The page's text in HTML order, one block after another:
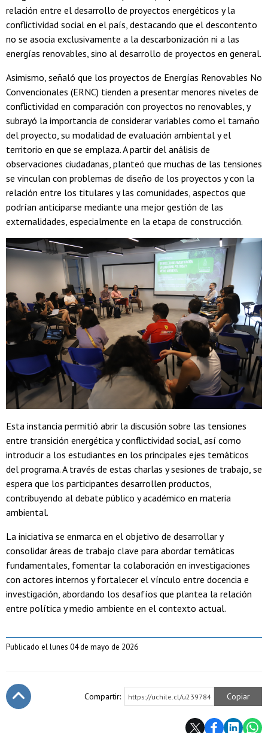
relación entre el desarrollo de proyectos energéticos y la
conflictividad social en el país, destacando que el descontento
no se asocia exclusivamente a la descarbonización ni a las
energías renovables, sino al desarrollo de proyectos en general.
Asimismo, señaló que los proyectos de Energías Renovables No
Convencionales (ERNC) tienden a presentar menores niveles de
conflictividad en comparación con proyectos no renovables, y
subrayó la importancia de considerar variables como el tamaño
del proyecto, su modalidad de evaluación ambiental y el
territorio en que se emplaza. A partir del análisis de
observaciones ciudadanas, planteó que muchas de las tensiones
se vinculan con problemas de diseño de los proyectos y con la
relación entre los titulares y las comunidades, aspectos que
podrían anticiparse mediante una mejor gestión de las
externalidades, especialmente en la etapa de construcción.
Esta instancia permitió abrir la discusión sobre las tensiones
entre transición energética y conflictividad social, así como
introducir a los estudiantes en los principales ejes temáticos
del programa. A través de estas charlas y sesiones de trabajo, se
espera que los participantes desarrollen productos,
contribuyendo al debate público y académico en materia
ambiental.
La iniciativa se enmarca en el objetivo de desarrollar y
consolidar áreas de trabajo clave para abordar temáticas
fundamentales, fomentar la colaboración en investigaciones
con actores internos y fortalecer el vínculo entre docencia e
investigación, abordando los desafíos que plantea la relación
entre política y medio ambiente en el contexto actual.
Publicado el lunes 04 de mayo de 2026
Compartir: https://uchile.cl/u239784 Copiar